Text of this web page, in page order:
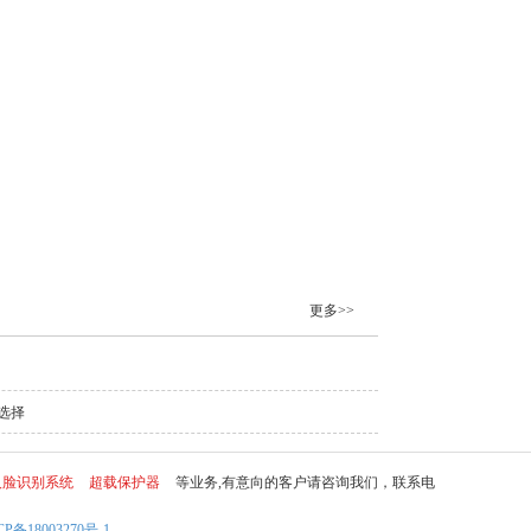
更多>>
择
脸识别系统 超载保护器
等业务,有意向的客户请咨询我们，联系电